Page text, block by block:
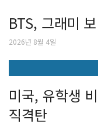
BTS, 그래미
2026년 8월 4일
미국, 유학생
직격탄